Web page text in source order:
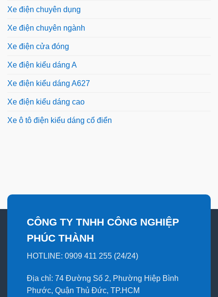
Xe điện chuyên dụng
Xe điện chuyên ngành
Xe điện cửa đóng
Xe điện kiểu dáng A
Xe điện kiểu dáng A627
Xe điện kiểu dáng cao
Xe ô tô điện kiểu dáng cổ điển
CÔNG TY TNHH CÔNG NGHIỆP
PHÚC THÀNH
HOTLINE: 0909 411 255 (24/24)
Địa chỉ: 74 Đường Số 2, Phường Hiệp Bình
Phước, Quận Thủ Đức, TP.HCM